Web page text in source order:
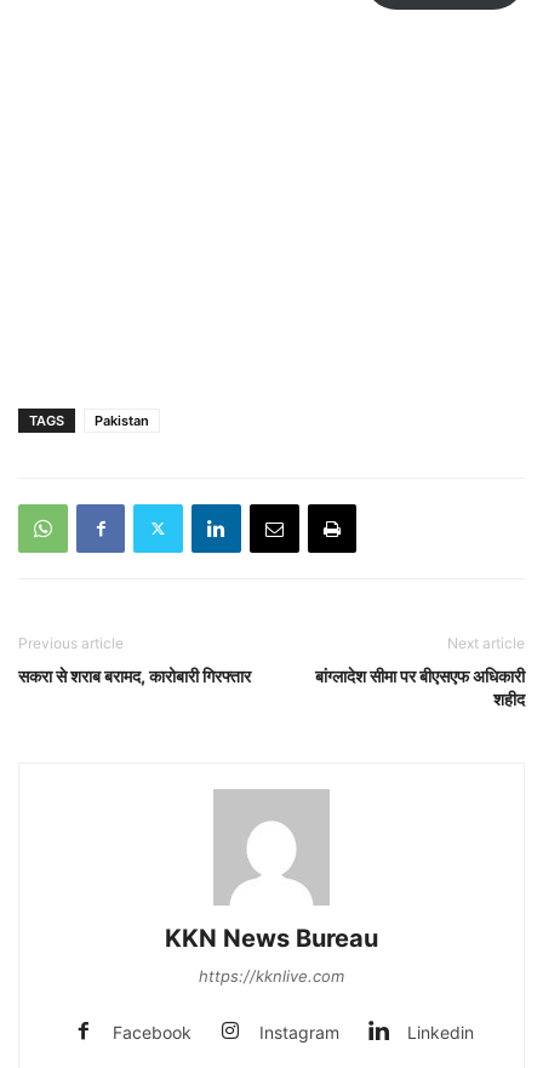
TAGS Pakistan
Previous article
सकरा से शराब बरामद, कारोबारी गिरफ्तार
Next article
बांग्लादेश सीमा पर बीएसएफ अधिकारी
शहीद
KKN News Bureau
https://kknlive.com
Facebook Instagram Linkedin